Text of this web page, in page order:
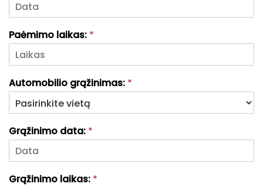
Paėmimo laikas: *
Automobilio grąžinimas: *
Grąžinimo data: *
Grąžinimo laikas: *